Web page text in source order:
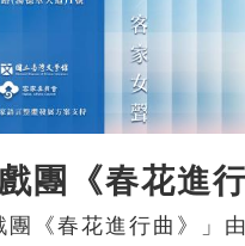
團《春花進行
團《春花進行曲》」